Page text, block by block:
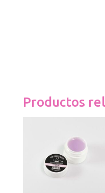
Productos